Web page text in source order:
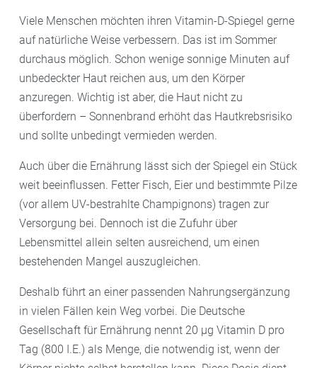
Viele Menschen möchten ihren Vitamin-D-Spiegel gerne
auf natürliche Weise verbessern. Das ist im Sommer
durchaus möglich. Schon wenige sonnige Minuten auf
unbedeckter Haut reichen aus, um den Körper
anzuregen. Wichtig ist aber, die Haut nicht zu
überfordern – Sonnenbrand erhöht das Hautkrebsrisiko
und sollte unbedingt vermieden werden.
Auch über die Ernährung lässt sich der Spiegel ein Stück
weit beeinflussen. Fetter Fisch, Eier und bestimmte Pilze
(vor allem UV-bestrahlte Champignons) tragen zur
Versorgung bei. Dennoch ist die Zufuhr über
Lebensmittel allein selten ausreichend, um einen
bestehenden Mangel auszugleichen.
Deshalb führt an einer passenden Nahrungsergänzung
in vielen Fällen kein Weg vorbei. Die Deutsche
Gesellschaft für Ernährung nennt 20 µg Vitamin D pro
Tag (800 I.E.) als Menge, die notwendig ist, wenn der